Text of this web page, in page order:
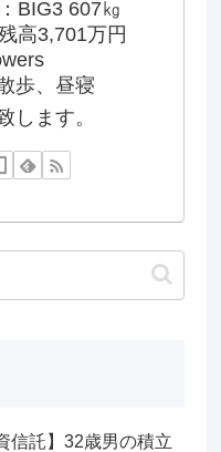
BIG3 607㎏
高3,701万円
歩、昼寝
します。
信託】32歳男の積立